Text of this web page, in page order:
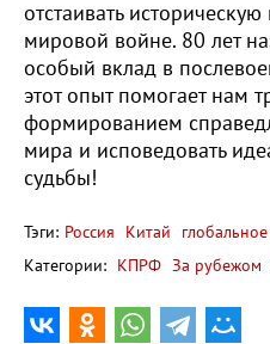
отстаивать
мировой войне. 80 лет
особый вклад в
этот опыт помогает нам
формированием
мира и исповедовать
судьбы!
Тэги: Россия Китай
Категории: КПРФ За рубежом